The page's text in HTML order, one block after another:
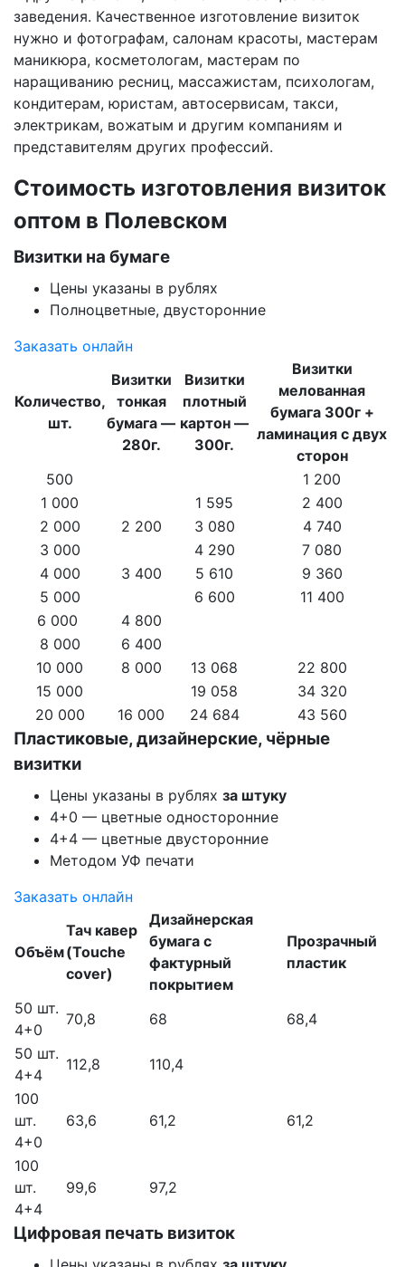
заведения. Качественное изготовление визиток
нужно и фотографам, салонам красоты, мастерам
маникюра, косметологам, мастерам по
наращиванию ресниц, массажистам, психологам,
кондитерам, юристам, автосервисам, такси,
электрикам, вожатым и другим компаниям и
представителям других профессий.
Стоимость изготовления визиток
оптом в Полевском
Визитки на бумаге
Цены указаны в рублях
Полноцветные, двусторонние
Заказать онлайн
Количество,
шт.
Визитки
тонкая
бумага —
280г.
Визитки
плотный
картон —
300г.
Визитки
мелованная
бумага 300г +
ламинация с двух
сторон
500
1 200
1 000
1 595
2 400
2 000
2 200 3 080
4 740
3 000
4 290
7 080
4 000
3 400 5 610
9 360
5 000
6 600
11 400
6 000
4 800
8 000
6 400
10 000
8 000 13 068
22 800
15 000
19 058
34 320
20 000
16 000 24 684 43 560
Пластиковые, дизайнерские, чёрные
визитки
Цены указаны в рублях за штуку
4+0 — цветные односторонние
4+4 — цветные двусторонние
Методом УФ печати
Заказать онлайн
Объём
Тач кавер
(Touche
cover)
Дизайнерская
бумага с
фактурный
покрытием
Прозрачный
пластик
50 шт.
4+0
70,8 68
68,4
50 шт.
4+4
112,8
110,4
100
шт.
4+0
63,6 61,2 61,2
100
шт.
4+4
99,6 97,2
Цифровая печать визиток